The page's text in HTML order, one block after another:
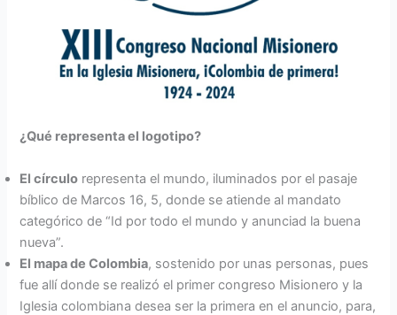
¿Qué representa el logotipo?
El círculo representa el mundo, iluminados por el pasaje
bíblico de Marcos 16, 5, donde se atiende al mandato
categórico de “Id por todo el mundo y anunciad la buena
nueva”.
El mapa de Colombia, sostenido por unas personas, pues
fue allí donde se realizó el primer congreso Misionero y la
Iglesia colombiana desea ser la primera en el anuncio, para,